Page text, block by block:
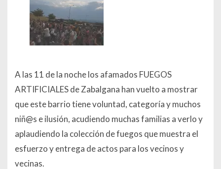
A las 11 de la noche los afamados FUEGOS
ARTIFICIALES de Zabalgana han vuelto a mostrar
que este barrio tiene voluntad, categoría y muchos
niñ@s e ilusión, acudiendo muchas familias a verlo y
aplaudiendo la colección de fuegos que muestra el
esfuerzo y entrega de actos para los vecinos y
vecinas.